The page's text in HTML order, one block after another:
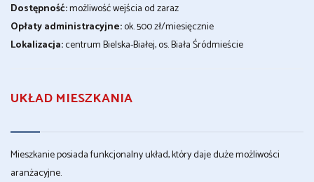
Dostępność:możliwość wejścia od zaraz
Opłaty administracyjne:ok. 500 zł/miesięcznie
Lokalizacja:centrum Bielska-Białej, os. Biała Śródmieście
UKŁAD MIESZKANIA
Mieszkanie posiada funkcjonalny układ, który daje duże możliwości
aranżacyjne.